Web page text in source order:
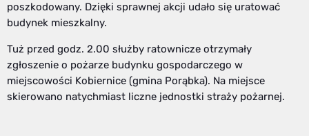
poszkodowany. Dzięki sprawnej akcji udało się uratować
budynek mieszkalny.
Tuż przed godz. 2.00 służby ratownicze otrzymały
zgłoszenie o pożarze budynku gospodarczego w
miejscowości Kobiernice (gmina Porąbka). Na miejsce
skierowano natychmiast liczne jednostki straży pożarnej.